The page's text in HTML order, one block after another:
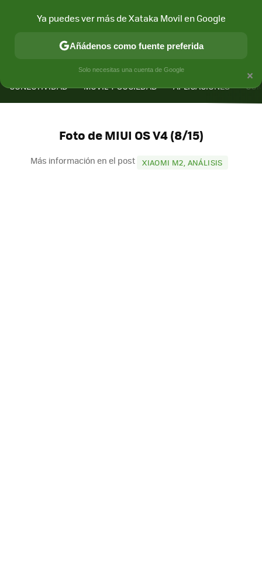
CONECTIVIDAD MÓVIL Y SOCIEDAD APLICACIONES
Foto de MIUI OS V4 (8/15)
Más información en el post XIAOMI M2, ANÁLISIS
×
Ya puedes ver más de Xataka Movil en Google
Añádenos como fuente preferida
Solo necesitas una cuenta de Google